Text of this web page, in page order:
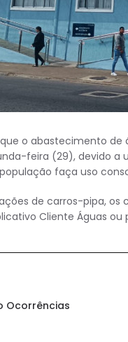
o abastecimento de
feira (29), devido
faça uso
de carros-pipa,
Cliente Águas ou
Ocorrências